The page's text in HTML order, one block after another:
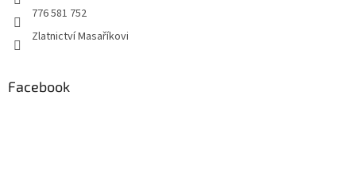
776 581 752
Zlatnictví Masaříkovi
Facebook